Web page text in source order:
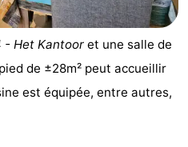
- Het Kantoor et une salle de
de ±28m² peut accueillir
est équipée, entre autres,